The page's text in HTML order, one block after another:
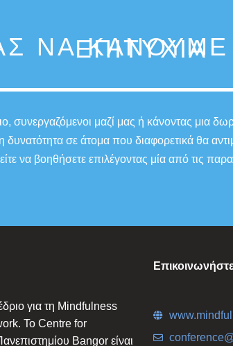
ΝΑ ΚΆΝΟΥΜΕ
ΕΠΙΤΥΧΊΑ
συνεργαζόμενοι μαζί μας ή κάνοντας μια
δυνατότητα σε άτομα που διαφορετικά θα
να βοηθήσετε επιλέγοντας μία από τις
για τη Mindfulness
Το Centre for
Bangor είναι